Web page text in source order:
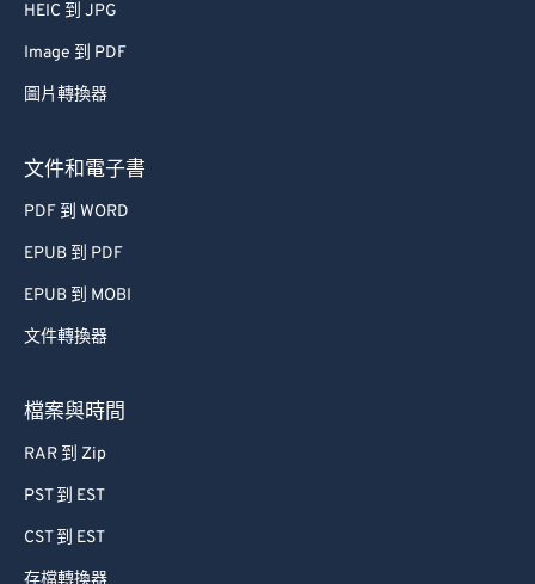
HEIC 到 JPG
Image 到 PDF
圖片轉換器
文件和電子書
PDF 到 WORD
EPUB 到 PDF
EPUB 到 MOBI
文件轉換器
檔案與時間
RAR 到 Zip
PST 到 EST
CST 到 EST
存檔轉換器